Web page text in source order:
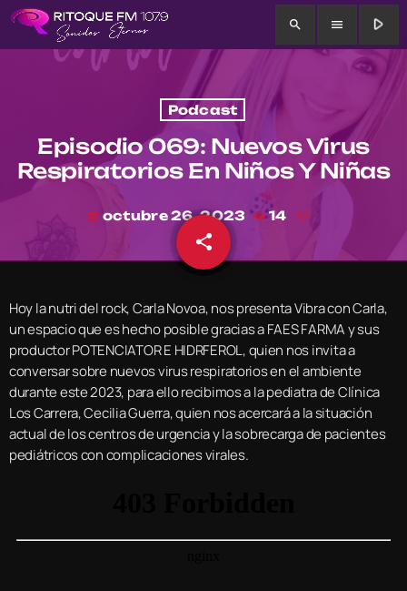
search menu play_arrow
Podcast
Episodio 069: Nuevos Virus
Respiratorios En Niños Y Niñas
today octubre 26, 2023 14
share
email
Hoy la nutri del rock, Carla Novoa, nos presenta Vibra con Carla,
un espacio que es hecho posible gracias a FAES FARMA y sus
productor POTENCIATOR E HIDRFEROL, quien nos invita a
conversar sobre nuevos virus respiratorios en el ambiente
durante este 2023, para ello recibimos a la pediatra de Clínica
Los Carrera, Cecilia Guerra, quien nos acercará a la situación
actual de los centros de urgencia y la sobrecarga de pacientes
pediátricos con complicaciones virales.